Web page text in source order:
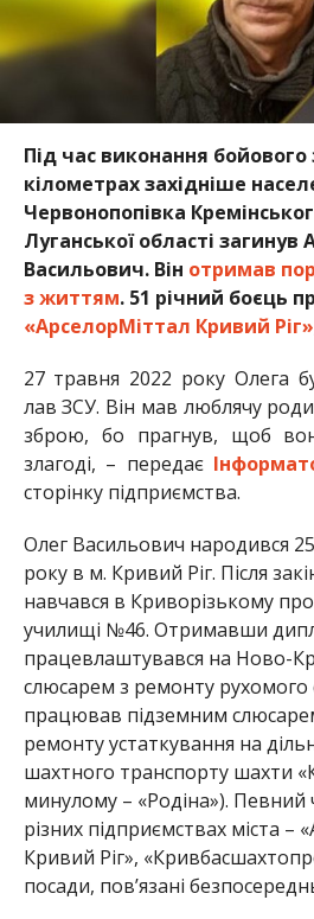
Під час виконання
кілометрах західніше
Червонопопівка
Луганської області
Васильович. Він отримав
з життям. 51 річний боєць
«АрселорМіттал Кривий Ріг»
27 травня 2022 року Олега
лав ЗСУ. Він мав люблячу
зброю, бо прагнув, щоб
злагоді, – передає
сторінку підприємства.
Олег Васильович народився
року в м. Кривий Ріг. Після
навчався в Криворізькому
училищі №46. Отримавши
працевлаштувався на Ново-
слюсарем з ремонту рухомого
працював підземним
ремонту устаткування на
шахтного транспорту шахти
минулому – «Родіна»). Певний
різних підприємствах міста –
Кривий Ріг»,
посади, пов’язані